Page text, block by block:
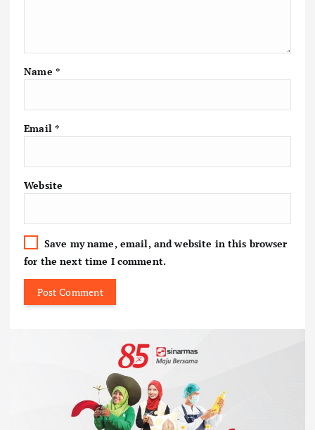
Name *
Email *
Website
Save my name, email, and website in this browser
for the next time I comment.